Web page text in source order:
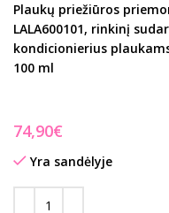
Plaukų priežiūros
LALA600101, rinkinį
kondicionierius
100 ml
€
Yra sandėlyje